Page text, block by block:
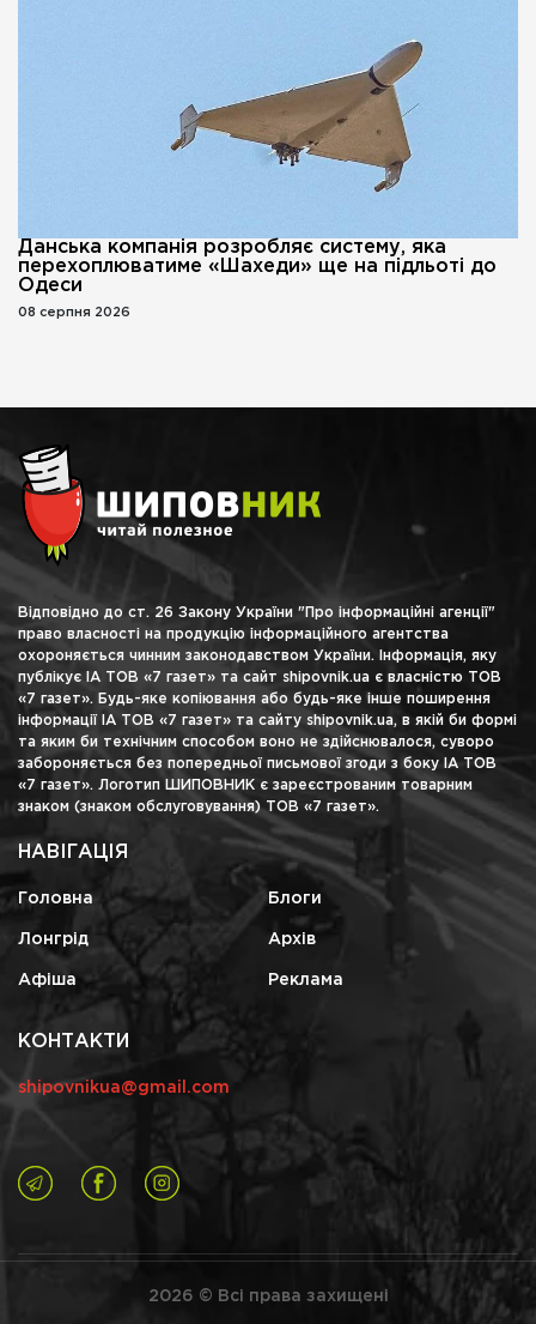
Данська компанія розробляє систему, яка
перехоплюватиме «Шахеди» ще на підльоті до
Одеси
08 серпня 2026
Відповідно до ст. 26 Закону України "Про інформаційні агенції"
право власності на продукцію інформаційного агентства
охороняється чинним законодавством України. Інформація, яку
публікує ІА ТОВ «7 газет» та сайт shipovnik.ua є власністю ТОВ
«7 газет». Будь-яке копіювання або будь-яке інше поширення
інформації ІА ТОВ «7 газет» та сайту shipovnik.ua, в якій би формі
та яким би технічним способом воно не здійснювалося, суворо
забороняється без попередньої письмової згоди з боку ІА ТОВ
«7 газет». Логотип ШИПОВНИК є зареєстрованим товарним
знаком (знаком обслуговування) ТОВ «7 газет».
НАВІГАЦІЯ
Головна Блоги
Лонгрід Архів
Афіша Реклама
КОНТАКТИ
shipovnikua@gmail.com
2026 © Всі права захищені